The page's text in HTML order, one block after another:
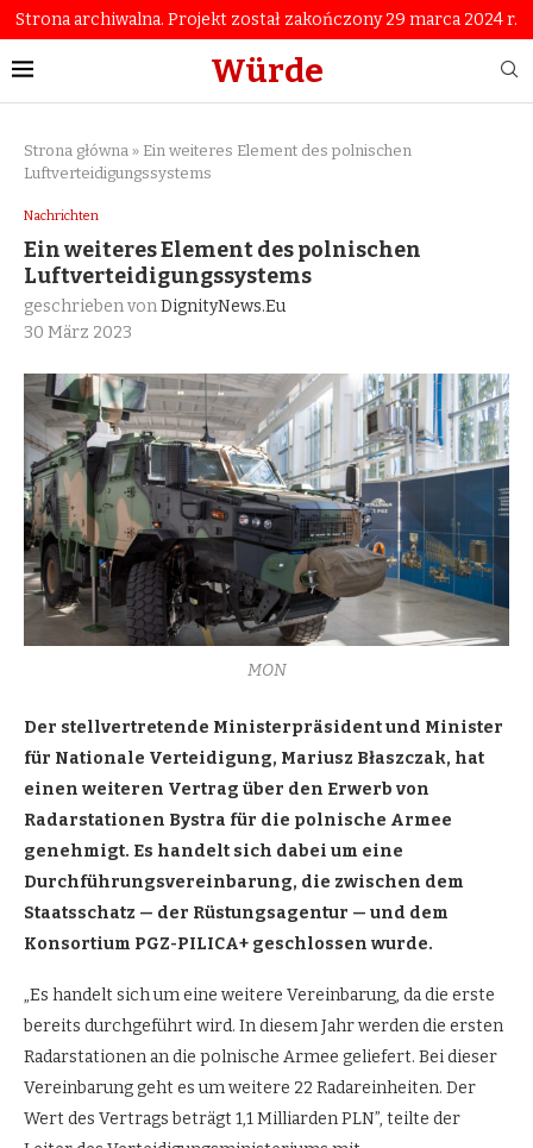
Strona archiwalna. Projekt został zakończony 29 marca 2024 r.
Würde
Strona główna » Ein weiteres Element des polnischen
Luftverteidigungssystems
Nachrichten
Ein weiteres Element des polnischen
Luftverteidigungssystems
geschrieben vonDignityNews.eu
30 März 2023
MON
Der stellvertretende Ministerpräsident und Minister
für Nationale Verteidigung, Mariusz Błaszczak, hat
einen weiteren Vertrag über den Erwerb von
Radarstationen Bystra für die polnische Armee
genehmigt. Es handelt sich dabei um eine
Durchführungsvereinbarung, die zwischen dem
Staatsschatz — der Rüstungsagentur — und dem
Konsortium PGZ-PILICA+ geschlossen wurde.
„Es handelt sich um eine weitere Vereinbarung, da die erste
bereits durchgeführt wird. In diesem Jahr werden die ersten
Radarstationen an die polnische Armee geliefert. Bei dieser
Vereinbarung geht es um weitere 22 Radareinheiten. Der
Wert des Vertrags beträgt 1,1 Milliarden PLN”, teilte der